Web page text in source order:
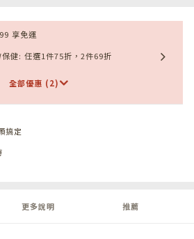
享免運
健: 任選1件75折，2件69折
全部優惠 (2)
搞定
更多說明 推薦